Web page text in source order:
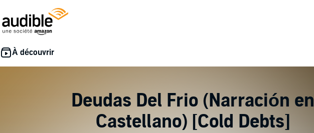
Deudas Del Frio (Narración en
Castellano) [Cold Debts]